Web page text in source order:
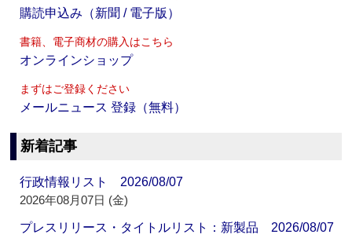
購読申込み（新聞 / 電子版）
書籍、電子商材の購入はこちら
オンラインショップ
まずはご登録ください
メールニュース 登録（無料）
新着記事
行政情報リスト 2026/08/07
2026年08月07日 (金)
プレスリリース・タイトルリスト：新製品 2026/08/07